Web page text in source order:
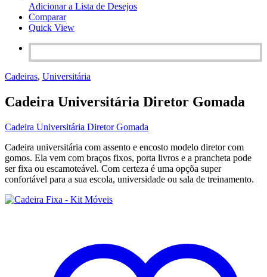
Adicionar a Lista de Desejos
Comparar
Quick View
Cadeiras, Universitária
Cadeira Universitária Diretor Gomada
Cadeira Universitária Diretor Gomada
Cadeira universitária com assento e encosto modelo diretor com
gomos. Ela vem com braços fixos, porta livros e a prancheta pode
ser fixa ou escamoteável. Com certeza é uma opçõa super
confortável para a sua escola, universidade ou sala de treinamento.